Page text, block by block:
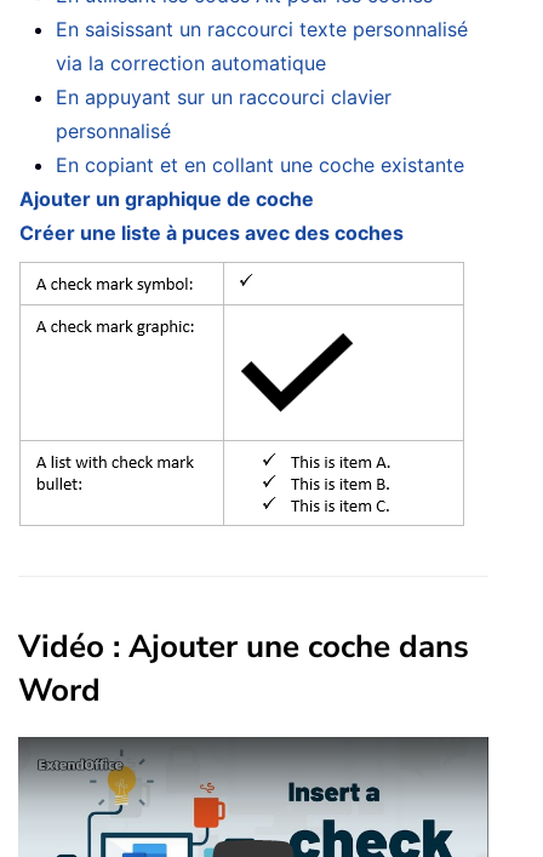
En saisissant un raccourci texte personnalisé
via la correction automatique
En appuyant sur un raccourci clavier
personnalisé
En copiant et en collant une coche existante
Ajouter un graphique de coche
Créer une liste à puces avec des coches
Vidéo : Ajouter une coche dans
Word